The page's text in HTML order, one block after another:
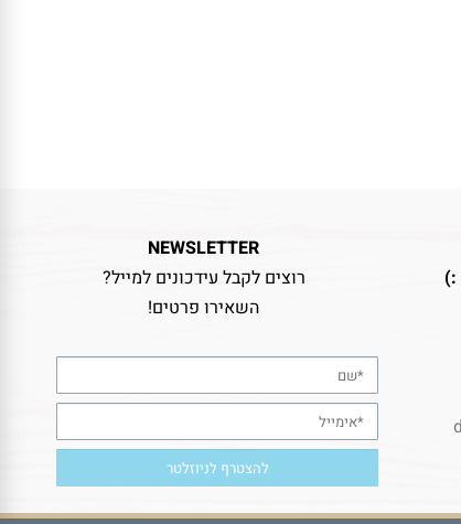
NEWSLETTER
רוצים לקבל עידכונים למייל?
השאירו פרטים!